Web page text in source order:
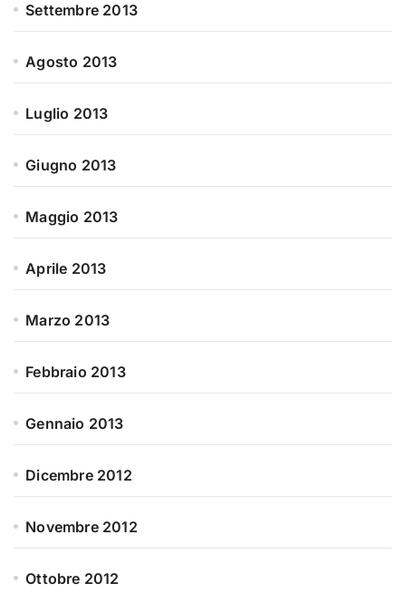
Settembre 2013
Agosto 2013
Luglio 2013
Giugno 2013
Maggio 2013
Aprile 2013
Marzo 2013
Febbraio 2013
Gennaio 2013
Dicembre 2012
Novembre 2012
Ottobre 2012